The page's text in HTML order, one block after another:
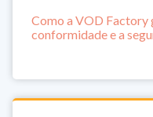
Como a VOD Factory
conformidade e a